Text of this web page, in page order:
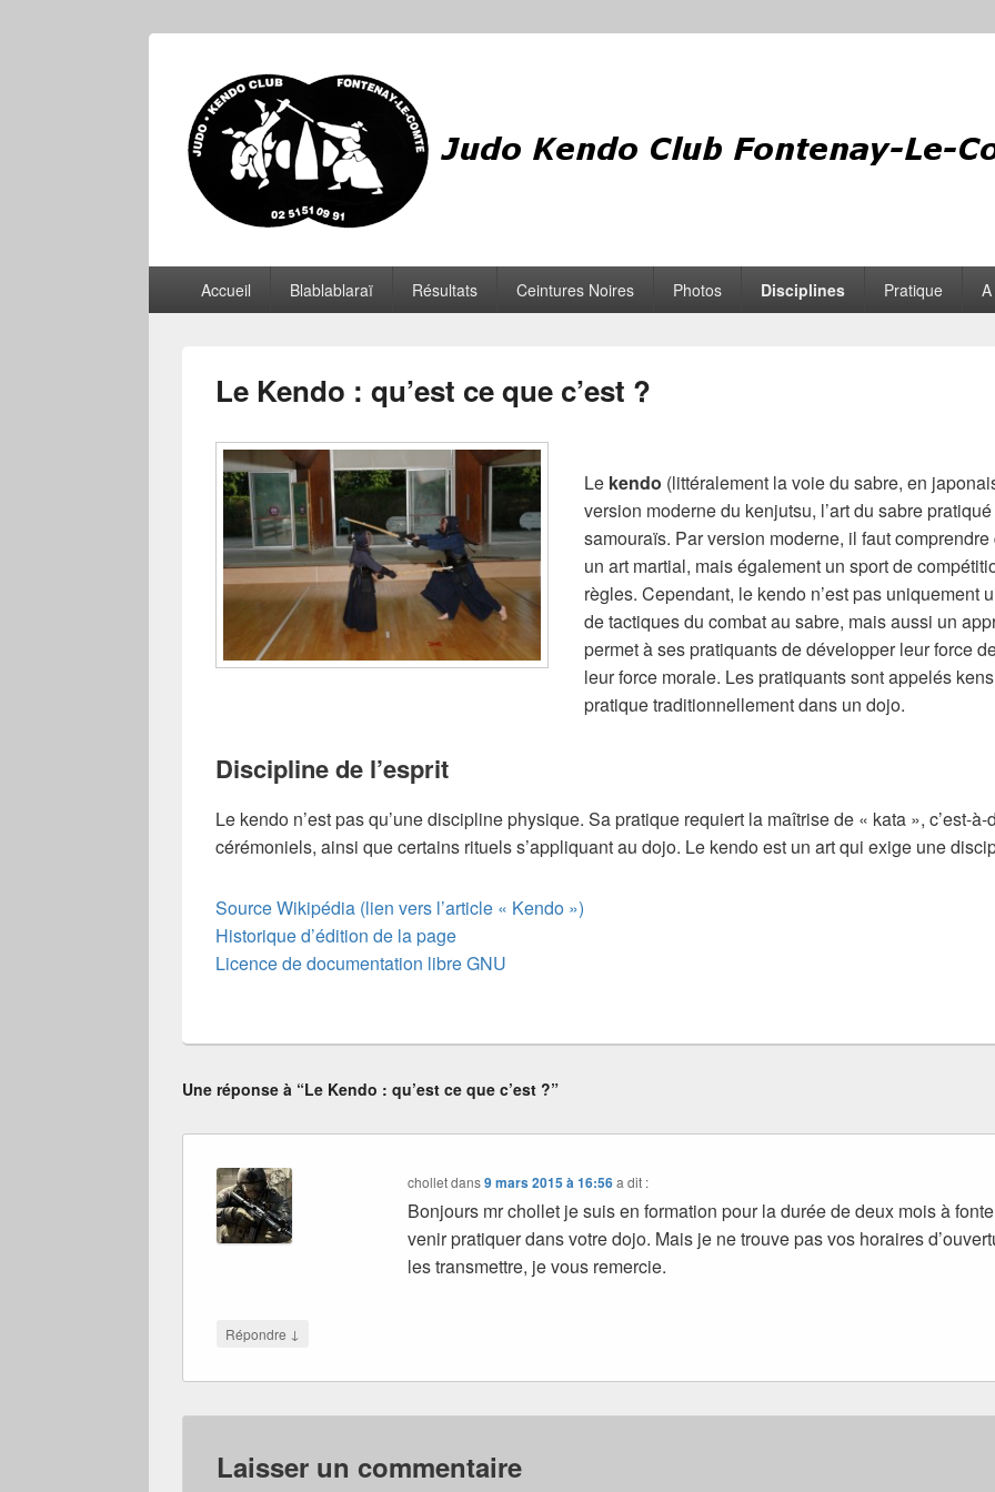
JKCF
principalAccueil Blablablaraï Résultats Ceintures Noires Photos Disciplines Pratique
Le Kendo : qu’est ce que c’est ?
Le kendo (littéralement la voie du sabre, en
version moderne du kenjutsu, l’art du sabre
samouraïs. Par version moderne, il faut
un art martial, mais également un sport de
règles. Cependant, le kendo n’est pas uniquement
de tactiques du combat au sabre, mais aussi un
permet à ses pratiquants de développer leur force
leur force morale. Les pratiquants sont appelés
pratique traditionnellement dans un dojo.
Discipline de l’esprit
Le kendo n’est pas qu’une discipline physique. Sa pratique requiert la maîtrise de « kata », c’est-
cérémoniels, ainsi que certains rituels s’appliquant au dojo. Le kendo est un art qui exige une
Source Wikipédia (lien vers l’article « Kendo »)
Historique d’édition de la page
Licence de documentation libre GNU
Une réponse à “Le Kendo : qu’est ce que c’est ?”
cholletdans9 mars 2015 à 16:56a dit :
Bonjours mr chollet je suis en formation pour la durée de deux mois à
venir pratiquer dans votre dojo. Mais je ne trouve pas vos horaires
les transmettre, je vous remercie.
Répondre ↓
Laisser un commentaire